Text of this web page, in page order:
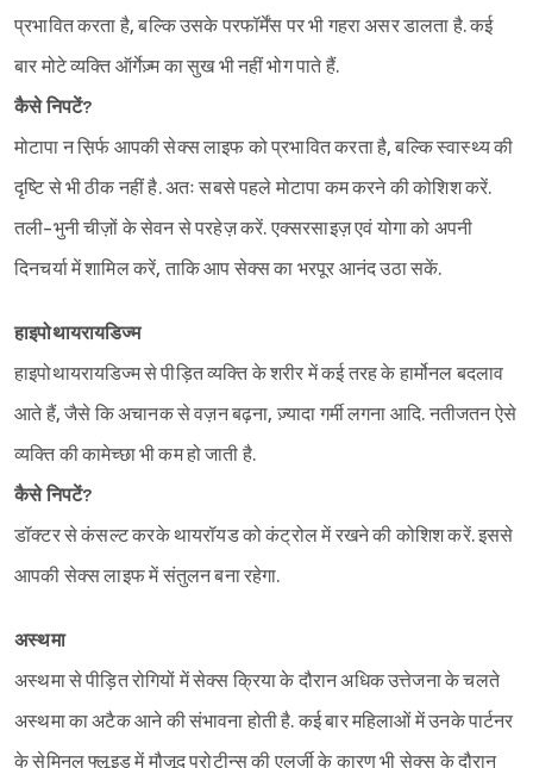
प्रभावित करता है, बल्कि उसके परफॉर्मेंस पर भी गहरा असर डालता है. कई
बार मोटे व्यक्ति ऑर्गेज़्म का सुख भी नहीं भोग पाते हैं.
कैसे निपटें?
मोटापा न स़िर्फ आपकी सेक्स लाइफ को प्रभावित करता है, बल्कि स्वास्थ्य की
दृष्टि से भी ठीक नहीं है. अतः सबसे पहले मोटापा कम करने की कोशिश करें.
तली-भुनी चीज़ों के सेवन से परहेज़ करें. एक्सरसाइज़ एवं योगा को अपनी
दिनचर्या में शामिल करें, ताकि आप सेक्स का भरपूर आनंद उठा सकें.
हाइपोथायरायडिज्म
हाइपोथायरायडिज्म से पीड़ित व्यक्ति के शरीर में कई तरह के हार्मोनल बदलाव
आते हैं, जैसे कि अचानक से वज़न बढ़ना, ज़्यादा गर्मी लगना आदि. नतीजतन ऐसे
व्यक्ति की कामेच्छा भी कम हो जाती है.
कैसे निपटें?
डॉक्टर से कंसल्ट करके थायरॉयड को कंट्रोल में रखने की कोशिश करें. इससे
आपकी सेक्स लाइफ में संतुलन बना रहेगा.
अस्थमा
अस्थमा से पीड़ित रोगियों में सेक्स क्रिया के दौरान अधिक उत्तेजना के चलते
अस्थमा का अटैक आने की संभावना होती है. कई बार महिलाओं में उनके पार्टनर
के सेमिनल फ्लूइड में मौजूद प्रोटीन्स की एलर्जी के कारण भी सेक्स के दौरान